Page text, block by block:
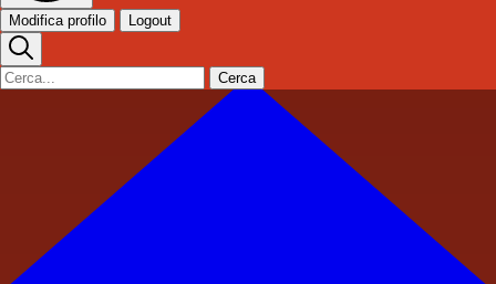
Modifica profilo Logout
Cerca